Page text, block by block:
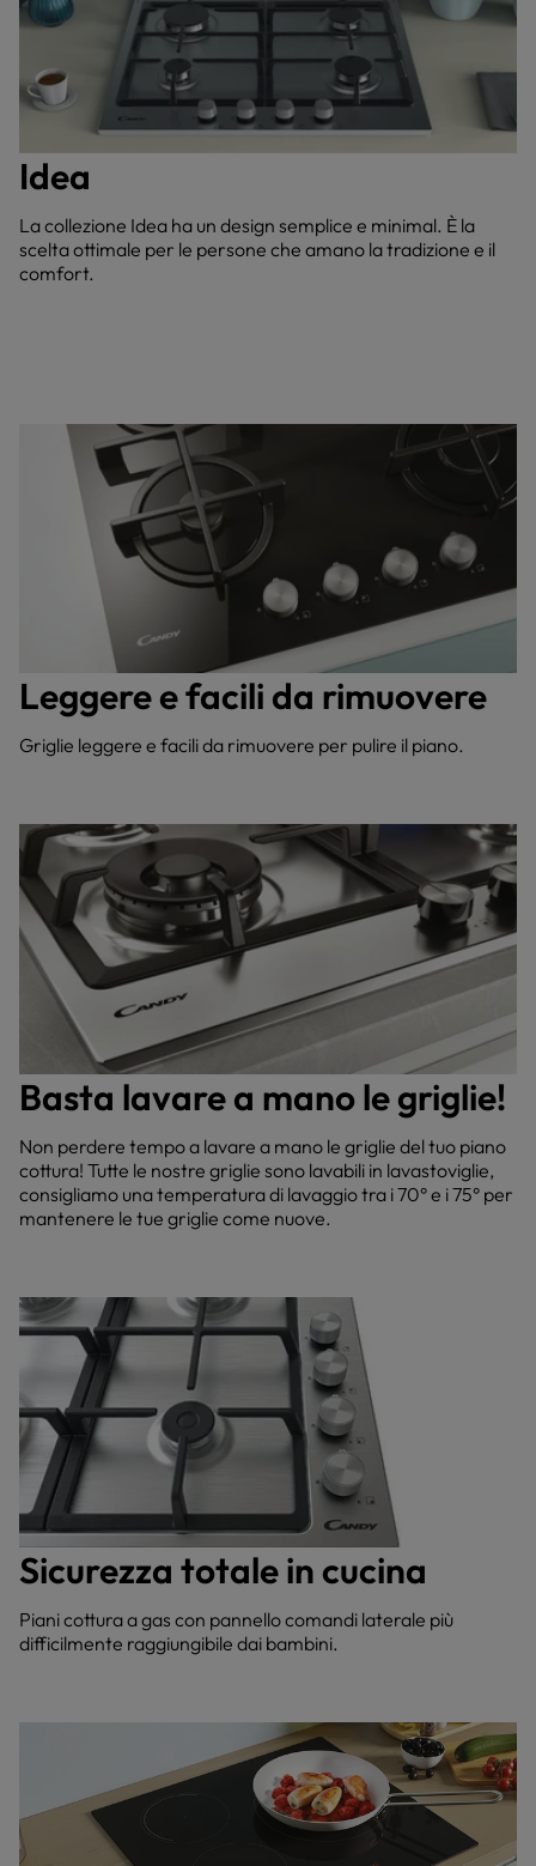
Idea
La collezione Idea ha un design semplice e minimal. È la
scelta ottimale per le persone che amano la tradizione e il
comfort.
Leggere e facili da rimuovere
Griglie leggere e facili da rimuovere per pulire il piano.
Basta lavare a mano le griglie!
Non perdere tempo a lavare a mano le griglie del tuo piano
cottura! Tutte le nostre griglie sono lavabili in lavastoviglie,
consigliamo una temperatura di lavaggio tra i 70° e i 75° per
mantenere le tue griglie come nuove.
Sicurezza totale in cucina
Piani cottura a gas con pannello comandi laterale più
difficilmente raggiungibile dai bambini.